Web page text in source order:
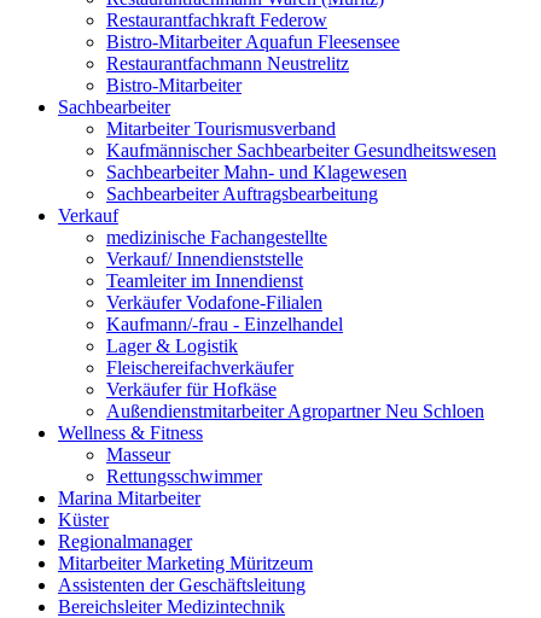
Restaurantfachkraft Federow
Bistro-Mitarbeiter Aquafun Fleesensee
Restaurantfachmann Neustrelitz
Bistro-Mitarbeiter
Sachbearbeiter
Mitarbeiter Tourismusverband
Kaufmännischer Sachbearbeiter Gesundheitswesen
Sachbearbeiter Mahn- und Klagewesen
Sachbearbeiter Auftragsbearbeitung
Verkauf
medizinische Fachangestellte
Verkauf/ Innendienststelle
Teamleiter im Innendienst
Verkäufer Vodafone-Filialen
Kaufmann/-frau - Einzelhandel
Lager & Logistik
Fleischereifachverkäufer
Verkäufer für Hofkäse
Außendienstmitarbeiter Agropartner Neu Schloen
Wellness & Fitness
Masseur
Rettungsschwimmer
Marina Mitarbeiter
Küster
Regionalmanager
Mitarbeiter Marketing Müritzeum
Assistenten der Geschäftsleitung
Bereichsleiter Medizintechnik